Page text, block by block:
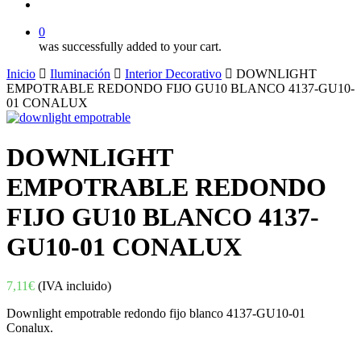
0
was successfully added to your cart.
Inicio
Iluminación Interior Decorativo
DOWNLIGHT
EMPOTRABLE REDONDO FIJO GU10 BLANCO 4137-GU10-
01 CONALUX
DOWNLIGHT
EMPOTRABLE REDONDO
FIJO GU10 BLANCO 4137-
GU10-01 CONALUX
7,11€ (IVA incluido)
Downlight empotrable redondo fijo blanco 4137-GU10-01
Conalux.